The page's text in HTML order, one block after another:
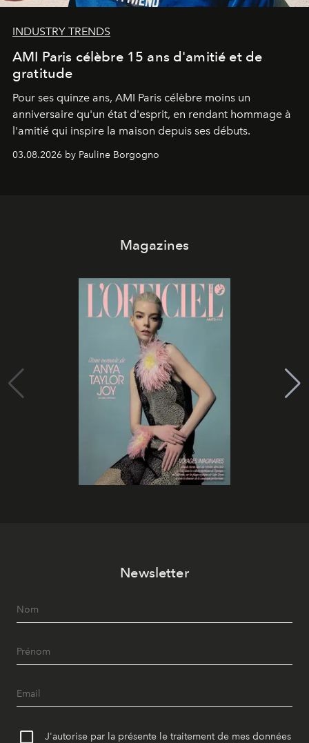
INDUSTRY TRENDS
AMI Paris célèbre 15 ans d'amitié et de
gratitude
Pour ses quinze ans, AMI Paris célèbre moins un
anniversaire qu'un état d'esprit, en rendant hommage à
l'amitié qui inspire la maison depuis ses débuts.
03.08.2026 by Pauline Borgogno
Magazines
Newsletter
J'autorise par la présente le traitement de mes données